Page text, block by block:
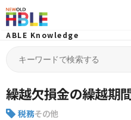
ABLE Knowledge
for:
繰越欠損金の繰越期
税務その他